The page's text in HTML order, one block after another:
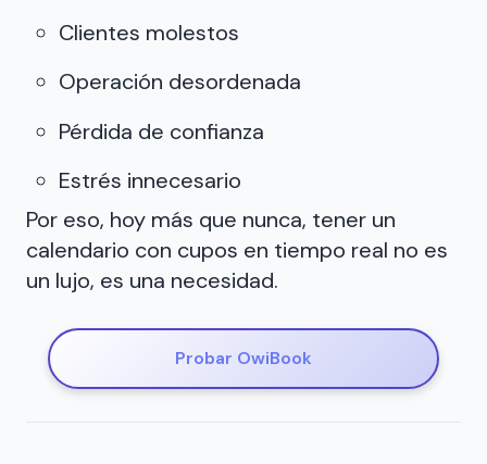
Clientes molestos
Operación desordenada
Pérdida de confianza
Estrés innecesario
Por eso, hoy más que nunca, tener un
calendario con cupos en tiempo real no es
un lujo, es una necesidad.
Probar OwiBook